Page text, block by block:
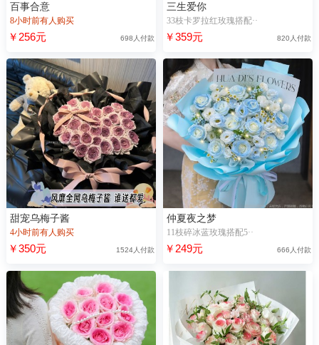
百事合意
8小时前有人购买
￥256元 698人付款
三生爱你
33枝卡罗拉红玫瑰搭配··
￥359元 820人付款
甜宠乌梅子酱
4小时前有人购买
￥350元 1524人付款
仲夏夜之梦
11枝碎冰蓝玫瑰搭配5··
￥249元 666人付款